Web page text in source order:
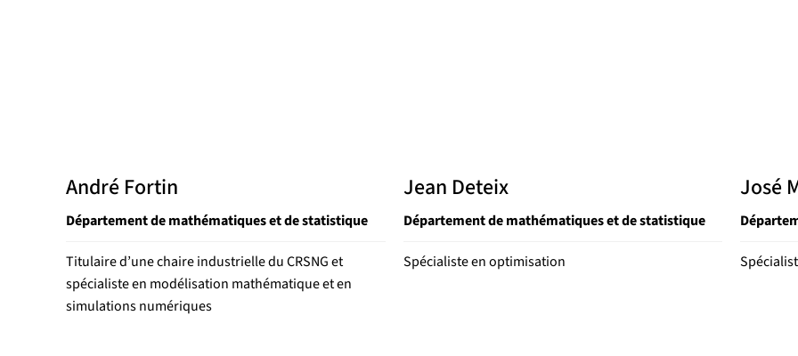
André Fortin
Département de mathématiques et de statistique
Titulaire d’une chaire industrielle du CRSNG et
spécialiste en modélisation mathématique et en
simulations numériques
Jean Deteix
Département de mathématiques et de statistique
Spécialiste en optimisation
José